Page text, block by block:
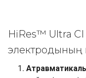
HiRes™ Ultra
электродының